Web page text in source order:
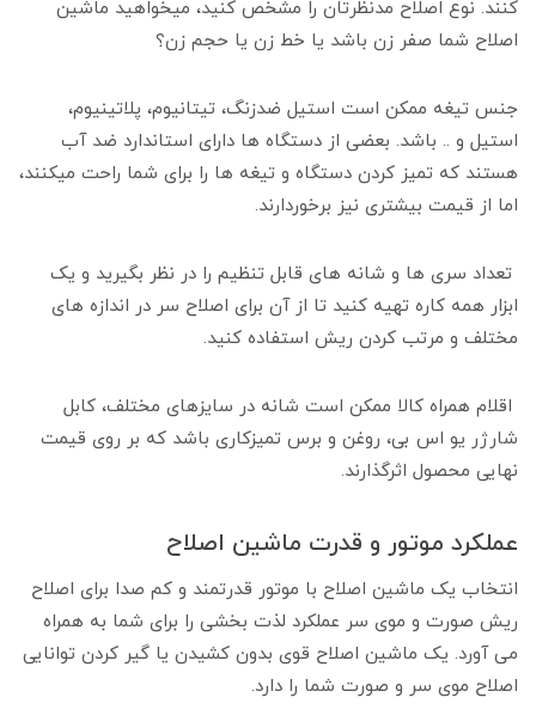
کنند. نوع اصلاح مدنظرتان را مشخص کنید، میخواهید ماشین
اصلاح شما صفر زن باشد یا خط زن یا حجم زن؟
جنس تیغه ممکن است استیل ضدزنگ، تیتانیوم، پلاتینیوم،
استیل و .. باشد. بعضی از دستگاه ها دارای استاندارد ضد آب
هستند که تمیز کردن دستگاه و تیغه ها را برای شما راحت میکنند،
اما از قیمت بیشتری نیز برخوردارند.
تعداد سری ها و شانه های قابل تنظیم را در نظر بگیرید و یک
ابزار همه کاره تهیه کنید تا از آن برای اصلاح سر در اندازه های
مختلف و مرتب کردن ریش استفاده کنید.
اقلام همراه کالا ممکن است شانه در سایزهای مختلف، کابل
شارژر یو اس بی، روغن و برس تمیزکاری باشد که بر روی قیمت
نهایی محصول اثرگذارند.
عملکرد موتور و قدرت ماشین اصلاح
انتخاب یک ماشین اصلاح با موتور قدرتمند و کم صدا برای اصلاح
ریش صورت و موی سر عملکرد لذت بخشی را برای شما به همراه
می آورد. یک ماشین اصلاح قوی بدون کشیدن یا گیر کردن توانایی
اصلاح موی سر و صورت شما را دارد.